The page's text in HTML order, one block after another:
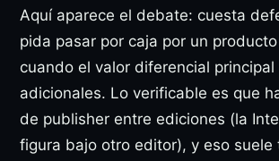
Aquí aparece el debate: cuesta
pida pasar por caja por un
cuando el valor diferencial principal
adicionales. Lo verificable es que
de publisher entre ediciones (la
figura bajo otro editor), y eso suele